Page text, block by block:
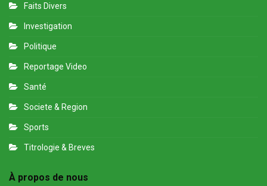
Faits Divers
Investigation
Politique
Reportage Video
Santé
Societe & Region
Sports
Titrologie & Breves
À propos de nous